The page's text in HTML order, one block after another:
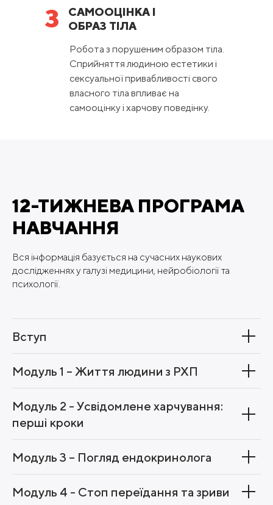
Робота з порушеним образом тіла.
Сприйняття людиною естетики і
сексуальної привабливості свого
власного тіла впливає на
самооцінку і харчову поведінку.
3
САМООЦІНКА І
ОБРАЗ ТІЛА
12-ТИЖНЕВА ПРОГРАМА
НАВЧАННЯ
Вся інформація базується на сучасних наукових
дослідженнях у галузі медицини, нейробіології та
психології.
Вступ
Модуль 1 – Життя людини з РХП
Модуль 2 - Усвідомлене харчування:
перші кроки
Модуль 3 – Погляд ендокринолога
Модуль 4 - Стоп переїдання та зриви